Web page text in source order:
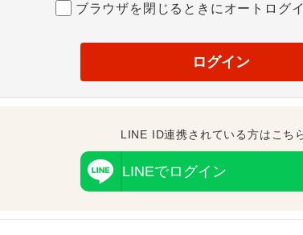
ブラウザを閉じるときにオートログ
ログイン
LINE ID連携されている方はこち
LINEでログイン